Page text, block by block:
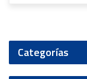
Categorías